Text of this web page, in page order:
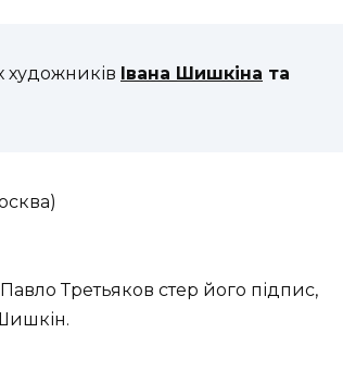
художників Івана Шишкіна та
Третьяков стер його підпис,